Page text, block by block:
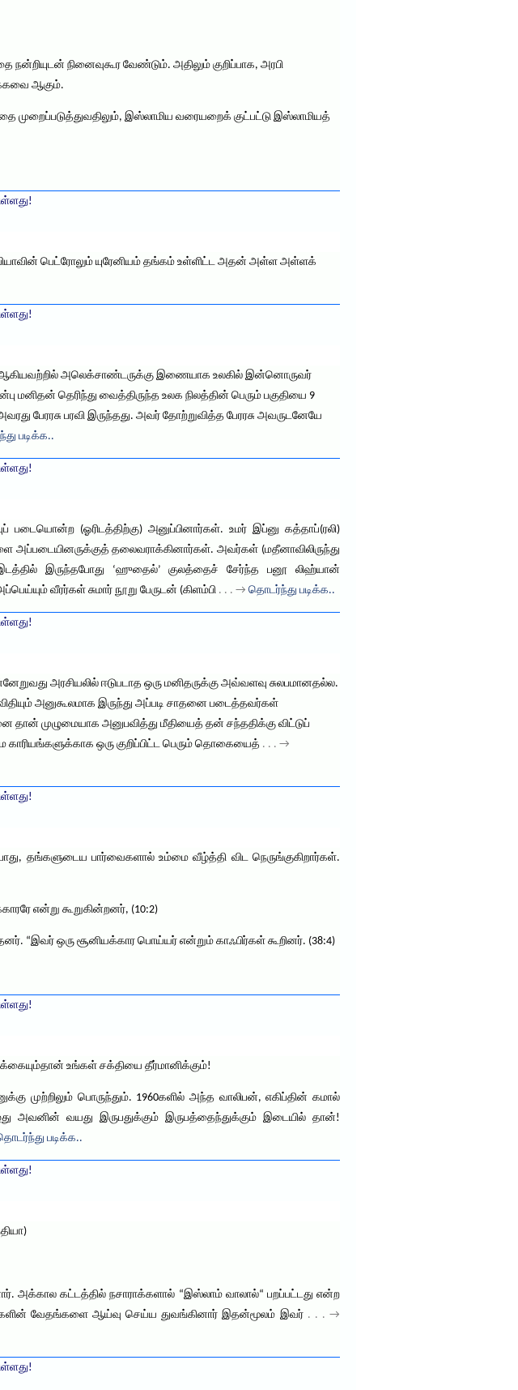
நன்றியுடன் நினைவுகூர வேண்டும். அதிலும் குறிப்பாக, அரபி
ஆகும்.
இஸ்லாமிய வரையறைக் குட்பட்டு இஸ்லாமியத்
பெட்ரோலும் யுரேனியம் தங்கம் உள்ளிட்ட அதன் அள்ள அள்ளக்
ஆகியவற்றில் அலெக்சாண்டருக்கு இணையாக உலகில் இன்னொருவர்
மனிதன் தெரிந்து வைத்திருந்த உலக நிலத்தின் பெரும் பகுதியை 9
பேரரசு பரவி இருந்தது. அவர் தோற்றுவித்த பேரரசு அவருடனேயே
படிக்க..
(ஓரிடத்திற்கு) அனுப்பினார்கள். உமர் இப்னு கத்தாப்(ரலி)
அப்படையினருக்குத் தலைவராக்கினார்கள். அவர்கள் (மதீனாவிலிருந்து
இருந்தபோது ‘ஹுதைல்’ குலத்தைச் சேர்ந்த பனூ லிஹ்யான்
வீரர்கள் சுமார் நூறு பேருடன் (கிளம்பி . . . → தொடர்ந்து படிக்க..
அரசியலில் ஈடுபடாத ஒரு மனிதருக்கு அவ்வளவு சுலபமானதல்ல.
அனுகூலமாக இருந்து அப்படி சாதனை படைத்தவர்கள்
முழுமையாக அனுபவித்து மீதியைத் தன் சந்ததிக்கு விட்டுப்
ஒரு குறிப்பிட்ட பெரும் தொகையைத் . . . →
தங்களுடைய பார்வைகளால் உம்மை வீழ்த்தி விட நெருங்குகிறார்கள்.
என்று கூறுகின்றனர், (10:2)
“இவர் ஒரு சூனியக்கார பொய்யர் என்றும் காஃபிர்கள் கூறினர். (38:4)
உங்கள் சக்தியை தீர்மானிக்கும்!
முற்றிலும் பொருந்தும். 1960களில் அந்த வாலிபன், எகிப்தின் கமால்
அவனின் வயது இருபதுக்கும் இருபத்தைந்துக்கும் இடையில் தான்!
படிக்க..
கட்டத்தில் நசாராக்களால் “இஸ்லாம் வாலால்“ பறப்பட்டது என்ற
வேதங்களை ஆய்வு செய்ய துவங்கினார் இதன்மூலம் இவர் . . . →